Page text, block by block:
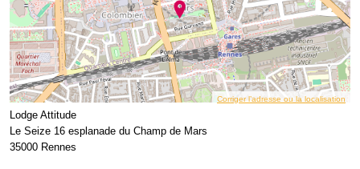
Corriger l’adresse ou la localisation
Lodge Attitude
Le Seize 16 esplanade du Champ de Mars
35000 Rennes